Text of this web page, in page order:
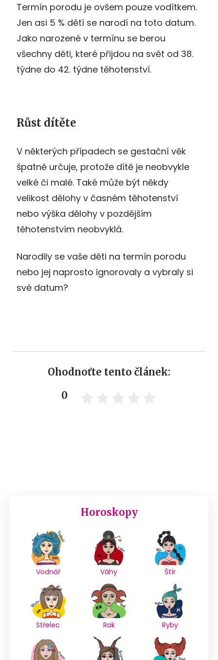
Termín porodu je ovšem pouze vodítkem.
Jen asi 5 % dětí se narodí na toto datum.
Jako narozené v termínu se berou
všechny děti, které přijdou na svět od 38.
týdne do 42. týdne těhotenství.
Růst dítěte
V některých případech se gestační věk
špatně určuje, protože dítě je neobvykle
velké či malé. Také může být někdy
velikost dělohy v časném těhotenství
nebo výška dělohy v pozdějším
těhotenstvím neobvyklá.
Narodily se vaše děti na termín porodu
nebo jej naprosto ignorovaly a vybraly si
své datum?
Ohodnoťte tento článek:
0
Horoskopy
Vodnář Váhy Štír
Střelec Rak Ryby